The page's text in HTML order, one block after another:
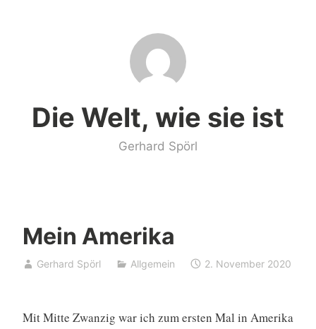
Die Welt, wie sie ist
Gerhard Spörl
Mein Amerika
Gerhard Spörl Allgemein 2. November 2020
Mit Mitte Zwanzig war ich zum ersten Mal in Amerika